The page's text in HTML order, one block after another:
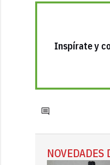
Inspírate y
NOVEDADES